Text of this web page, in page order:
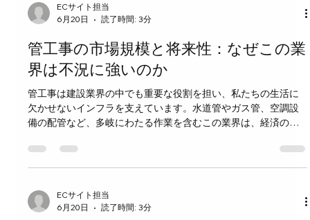
業です。具体的には、以下のような設備が含まれます。 空調設
備（冷暖房、換気） 給排水設備（上下水道、排水処理） 電気設
スプリンクラー） 通信設備（インターネット、電話回線） これ
らの設備は、建物の構造や用途に合わせて最適に配置・設計さ
れなければなりません。例えば、オフィスビルと住宅では必要
な設備の種類や規模が異なります。設備設計は、建築デザイン
と密接に連携しながら、建物の機能性を確保します。 設備設計
が街づくりに与える影響 街の快適さや安全性は、建物単体だけ
ECサイト担当
6月20日
読了時間: 3分
管工事の市場規模と将来性：なぜこの業
界は不況に強いのか
管工事は建設業界の中でも重要な役割を担い、私たちの生活に
欠かせないインフラを支えています。水道管やガス管、空調設
備の配管など、多岐にわたる作業を含むこの業界は、経済の変
市場規模と将来性を探りながら、なぜこの業界が不況に強いの
かを具体的に解説します。 管工事の市場規模の現状 管工事業界
土交通省のデータによると、2023年の管工事市場規模は約3兆
円に達しており、過去数年で緩やかな成長を続けています。特
ECサイト担当
6月20日
読了時間: 3分